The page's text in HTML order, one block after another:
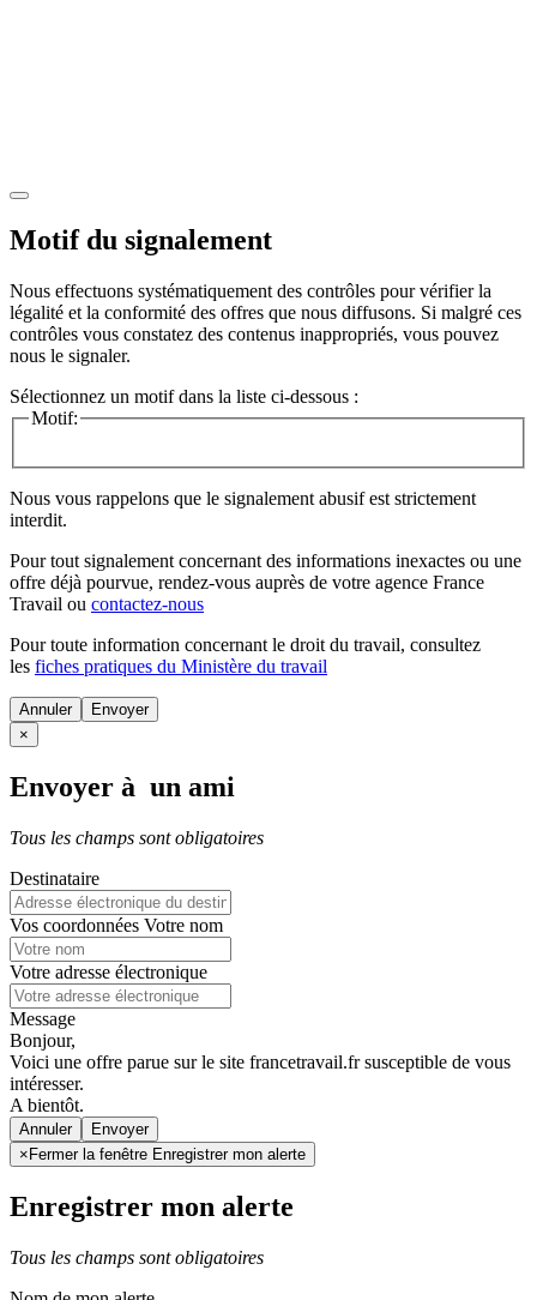
Motif du signalement
Nous effectuons systématiquement des contrôles pour vérifier la
légalité et la conformité des offres que nous diffusons. Si malgré ces
contrôles vous constatez des contenus inappropriés, vous pouvez
nous le signaler.
Sélectionnez un motif dans la liste ci-dessous :
Motif:
Nous vous rappelons que le signalement abusif est strictement
interdit.
Pour tout signalement concernant des informations inexactes ou une
offre déjà pourvue, rendez-vous auprès de votre agence France
Travail ou contactez-nous
Pour toute information concernant le droit du travail, consultez
les fiches pratiques du Ministère du travail
Annuler
×
Envoyer à un ami
Tous les champs sont obligatoires
Destinataire
Vos coordonnées Votre nom
Votre adresse électronique
Message
Bonjour,
Voici une offre parue sur le site francetravail.fr susceptible de vous
intéresser.
A bientôt.
Annuler
× Fermer la fenêtre Enregistrer mon alerte
Enregistrer mon alerte
Tous les champs sont obligatoires